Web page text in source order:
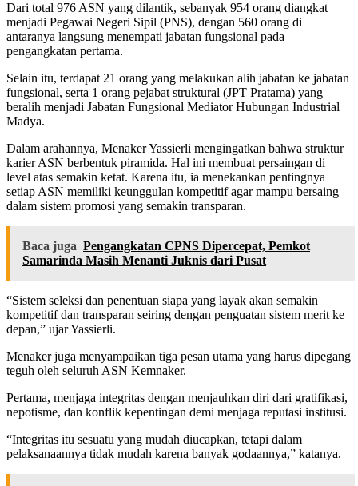
Dari total 976 ASN yang dilantik, sebanyak 954 orang diangkat
menjadi Pegawai Negeri Sipil (PNS), dengan 560 orang di
antaranya langsung menempati jabatan fungsional pada
pengangkatan pertama.
Selain itu, terdapat 21 orang yang melakukan alih jabatan ke jabatan
fungsional, serta 1 orang pejabat struktural (JPT Pratama) yang
beralih menjadi Jabatan Fungsional Mediator Hubungan Industrial
Madya.
Dalam arahannya, Menaker Yassierli mengingatkan bahwa struktur
karier ASN berbentuk piramida. Hal ini membuat persaingan di
level atas semakin ketat. Karena itu, ia menekankan pentingnya
setiap ASN memiliki keunggulan kompetitif agar mampu bersaing
dalam sistem promosi yang semakin transparan.
Baca juga Pengangkatan CPNS Dipercepat, Pemkot
Samarinda Masih Menanti Juknis dari Pusat
“Sistem seleksi dan penentuan siapa yang layak akan semakin
kompetitif dan transparan seiring dengan penguatan sistem merit ke
depan,” ujar Yassierli.
Menaker juga menyampaikan tiga pesan utama yang harus dipegang
teguh oleh seluruh ASN Kemnaker.
Pertama, menjaga integritas dengan menjauhkan diri dari gratifikasi,
nepotisme, dan konflik kepentingan demi menjaga reputasi institusi.
“Integritas itu sesuatu yang mudah diucapkan, tetapi dalam
pelaksanaannya tidak mudah karena banyak godaannya,” katanya.